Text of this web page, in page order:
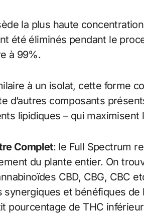
la plus haute
été éliminés pendant le
à 99%.
à un isolat, cette forme
d’autres composants
lipidiques – qui maximisent
Complet: le Full Spectrum
du plante entier. On
CBD, CBG, CBC
et bénéfiques de
pourcentage de THC